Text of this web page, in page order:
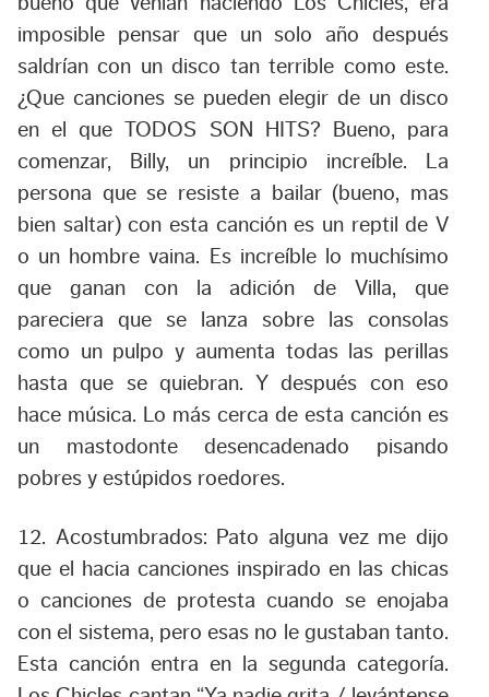
imposible pensar que un solo año después
saldrían con un disco tan terrible como este.
¿Que canciones se pueden elegir de un disco
en el que TODOS SON HITS? Bueno, para
comenzar, Billy, un principio increíble. La
persona que se resiste a bailar (bueno, mas
bien saltar) con esta canción es un reptil de V
o un hombre vaina. Es increíble lo muchísimo
que ganan con la adición de Villa, que
pareciera que se lanza sobre las consolas
como un pulpo y aumenta todas las perillas
hasta que se quiebran. Y después con eso
hace música. Lo más cerca de esta canción es
un mastodonte desencadenado pisando
pobres y estúpidos roedores.
12. Acostumbrados: Pato alguna vez me dijo
que el hacia canciones inspirado en las chicas
o canciones de protesta cuando se enojaba
con el sistema, pero esas no le gustaban tanto.
Esta canción entra en la segunda categoría.